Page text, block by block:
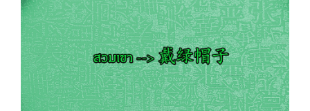
ศัพท์จีนนอกตำรา — สวมเขา